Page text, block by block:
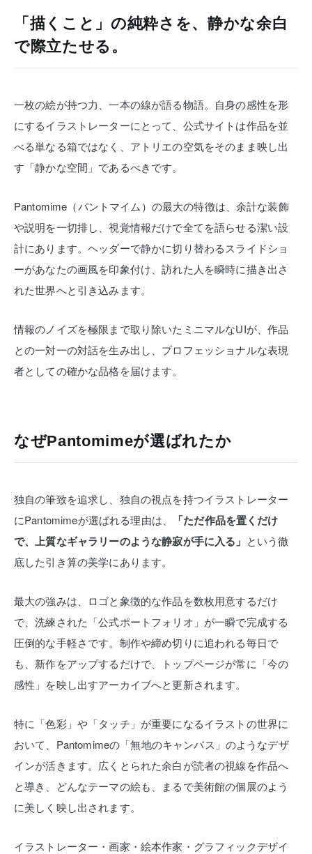
「描くこと」の純粋さを、静かな余白
で際立たせる。
一枚の絵が持つ力、一本の線が語る物語。自身の感性を形
にするイラストレーターにとって、公式サイトは作品を並
べる単なる箱ではなく、アトリエの空気をそのまま映し出
す「静かな空間」であるべきです。
Pantomime（パントマイム）の最大の特徴は、余計な装飾
や説明を一切排し、視覚情報だけで全てを語らせる潔い設
計にあります。ヘッダーで静かに切り替わるスライドショ
ーがあなたの画風を印象付け、訪れた人を瞬時に描き出さ
れた世界へと引き込みます。
情報のノイズを極限まで取り除いたミニマルなUIが、作品
との一対一の対話を生み出し、プロフェッショナルな表現
者としての確かな品格を届けます。
なぜPantomimeが選ばれたか
独自の筆致を追求し、独自の視点を持つイラストレーター
にPantomimeが選ばれる理由は、
「ただ作品を置くだけ
で、上質なギャラリーのような静寂が手に入る」 という徹
底した引き算の美学にあります。
最大の強みは、ロゴと象徴的な作品を数枚用意するだけ
で、洗練された「公式ポートフォリオ」が一瞬で完成する
圧倒的な手軽さです。制作や締め切りに追われる毎日で
も、新作をアップするだけで、トップページが常に「今の
感性」を映し出すアーカイブへと更新されます。
特に「色彩」や「タッチ」が重要になるイラストの世界に
おいて、Pantomimeの「無地のキャンバス」のようなデザ
インが活きます。広くとられた余白が読者の視線を作品へ
と導き、どんなテーマの絵も、まるで美術館の個展のよう
に美しく映し出されます。
イラストレーター・画家・絵本作家・グラフィックデザイ